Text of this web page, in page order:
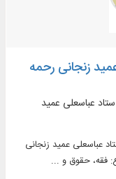
زنجانی رحمه
آیت‌الله استاد عباسعلی عمید
آیت‌الله استاد عباسعلی عمید زنجانی
فقه، حقوق و ...